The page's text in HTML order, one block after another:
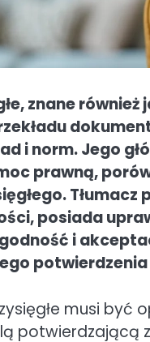
znane
i norm. Jego
prawną,
posiada
i
potwierdzenia
musi być
potwierdzającą